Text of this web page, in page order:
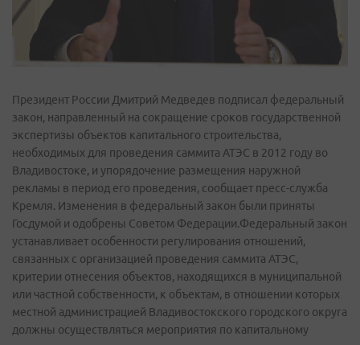
Президент России Дмитрий Медведев подписал федеральный
закон, направленный на сокращение сроков государственной
экспертизы объектов капитального строительства,
необходимых для проведения саммита АТЭС в 2012 году во
Владивостоке, и упорядочение размещения наружной
рекламы в период его проведения, сообщает пресс-служба
Кремля. Изменения в федеральный закон были приняты
Госдумой и одобрены Советом Федерации.Федеральный закон
устанавливает особенности регулирования отношений,
связанных с организацией проведения саммита АТЭС,
критерии отнесения объектов, находящихся в муниципальной
или частной собственности, к объектам, в отношении которых
местной администрацией Владивостокского городского округа
должны осуществляться мероприятия по капитальному